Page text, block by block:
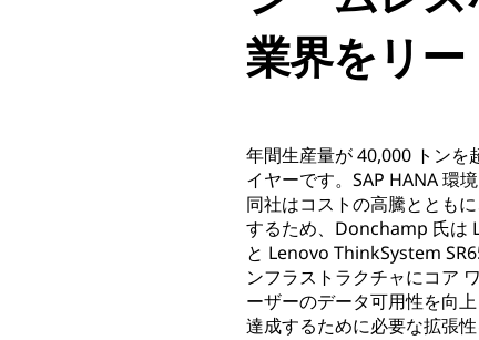
業界をリー
年間生産量が 40,000 トン
イヤーです。SAP HANA 環
同社はコストの高騰ととも
するため、Donchamp 氏は
と Lenovo ThinkSystem
ンフラストラクチャにコア
ーザーのデータ可用性を向
達成するために必要な拡張性